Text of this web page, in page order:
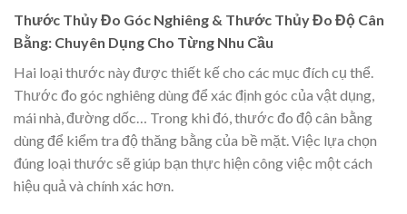
Thước Thủy Đo Góc Nghiêng & Thước Thủy Đo Độ Cân
Bằng: Chuyên Dụng Cho Từng Nhu Cầu
Hai loại thước này được thiết kế cho các mục đích cụ thể.
Thước đo góc nghiêng dùng để xác định góc của vật dụng,
mái nhà, đường dốc… Trong khi đó, thước đo độ cân bằng
dùng để kiểm tra độ thăng bằng của bề mặt. Việc lựa chọn
đúng loại thước sẽ giúp bạn thực hiện công việc một cách
hiệu quả và chính xác hơn.